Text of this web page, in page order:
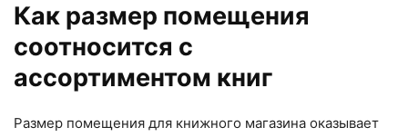
Как размер помещения
соотносится с
ассортиментом книг
Размер помещения для книжного магазина оказывает